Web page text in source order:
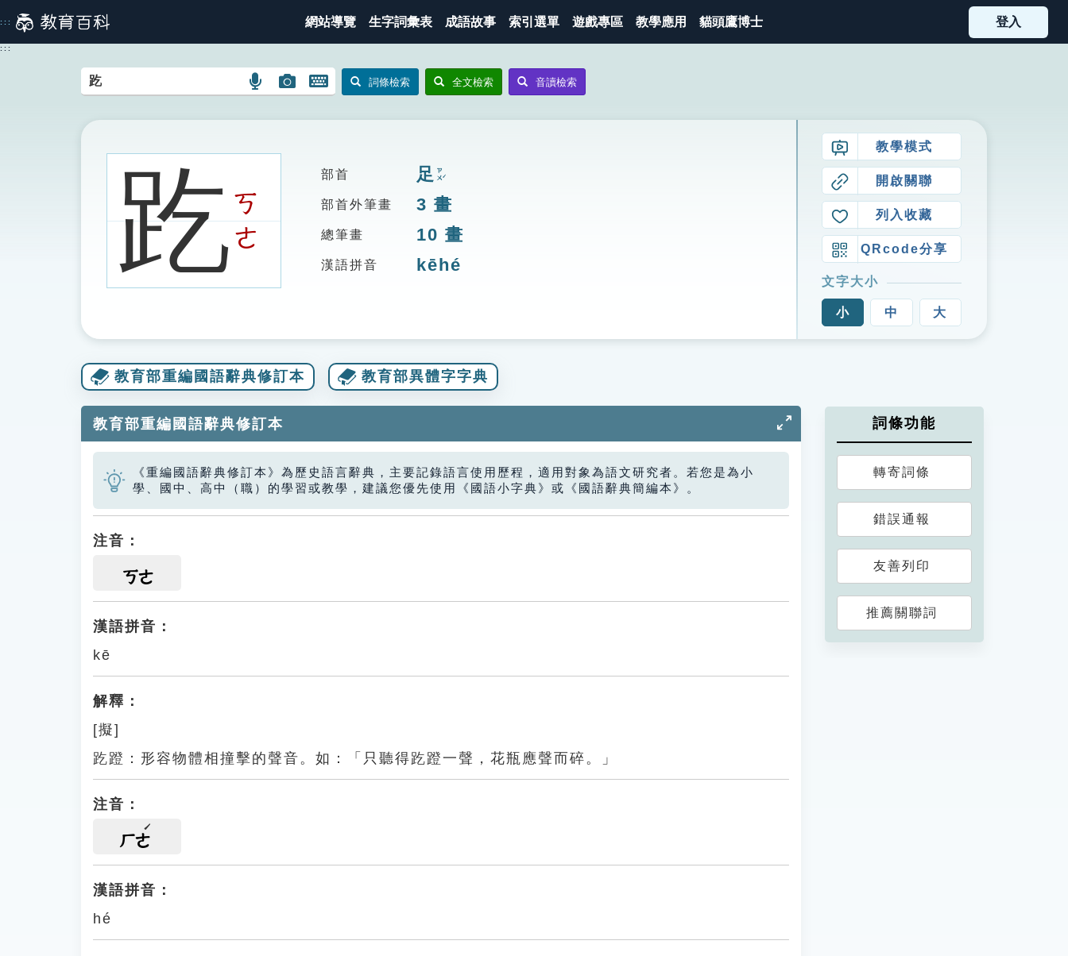
到
主
::: 網站導覽 生字詞彙表 成語故事 索引選單 遊戲專區 教學應用 貓頭鷹博士 登入
:::
語
搜
圖
圖
搜
開
鍵
示
詞條檢索 全文檢索 音讀檢索
趷ㄎ
ㄜ
部首 足 ㄗㄨˊ
部首外筆畫 3 畫
總筆畫 10 畫
漢語拼音 kēhé
教學模式
開啟關聯
列入收藏
QRcode分享
文字大小
小 中 大
教育部重編國語辭典修訂本 教育部異體字字典
教育部重編國語辭典修訂本
《重編國語辭典修訂本》為歷史語言辭典，主要記錄語言使用歷程，適用對象為語文研究者。若您是為小
學、國中、高中（職）的學習或教學，建議您優先使用《國語小字典》或《國語辭典簡編本》。
注音：
ㄎㄜ
漢語拼音：
kē
解釋：
[擬]
趷蹬：形容物體相撞擊的聲音。如：「只聽得趷蹬一聲，花瓶應聲而碎。」
注音：
ㄏㄜ
漢語拼音：
hé
詞條功能
轉寄詞條
錯誤通報
友善列印
推薦關聯詞